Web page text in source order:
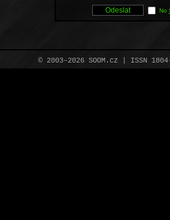
No
© 2003–2026 SOOM.cz | ISSN